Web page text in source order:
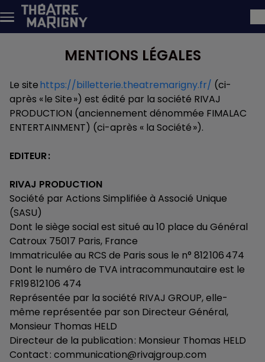
Skip to main content
MENTIONS LÉGALES
Le sitehttps://billetterie.theatremarigny.fr/ (ci-
après « le Site ») est édité par la société RIVAJ
PRODUCTION (anciennement dénommée FIMALAC
ENTERTAINMENT) (ci-après « la Société »).
EDITEUR :
RIVAJ PRODUCTION
Société par Actions Simplifiée à Associé Unique
(SASU)
Dont le siège social est situé au 10 place du Général
Catroux 75017 Paris, France
Immatriculée au RCS de Paris sous le n° 812 106 474
Dont le numéro de TVA intracommunautaire est le
FR19 812 106 474
Représentée par la société RIVAJ GROUP, elle-
même représentée par son Directeur Général,
Monsieur Thomas HELD
Directeur de la publication : Monsieur Thomas HELD
Contact : communication@rivajgroup.com